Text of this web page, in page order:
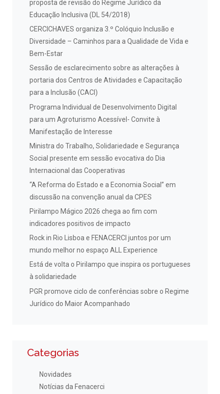
proposta de revisão do Regime Jurídico da
Educação Inclusiva (DL 54/2018)
CERCICHAVES organiza 3.º Colóquio Inclusão e
Diversidade – Caminhos para a Qualidade de Vida e
Bem-Estar
Sessão de esclarecimento sobre as alterações à
portaria dos Centros de Atividades e Capacitação
para a Inclusão (CACI)
Programa Individual de Desenvolvimento Digital
para um Agroturismo Acessível- Convite à
Manifestação de Interesse
Ministra do Trabalho, Solidariedade e Segurança
Social presente em sessão evocativa do Dia
Internacional das Cooperativas
“A Reforma do Estado e a Economia Social” em
discussão na convenção anual da CPES
Pirilampo Mágico 2026 chega ao fim com
indicadores positivos de impacto
Rock in Rio Lisboa e FENACERCI juntos por um
mundo melhor no espaço ALL Experience
Está de volta o Pirilampo que inspira os portugueses
à solidariedade
PGR promove ciclo de conferências sobre o Regime
Jurídico do Maior Acompanhado
Categorias
Novidades
Notícias da Fenacerci